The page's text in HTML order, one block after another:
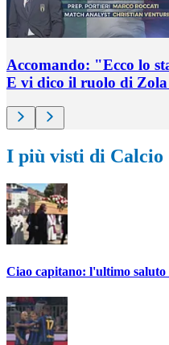
Accomando: "Ecco lo
E vi dico il ruolo di
I più visti di Calcio
Ciao capitano: l'ultimo saluto